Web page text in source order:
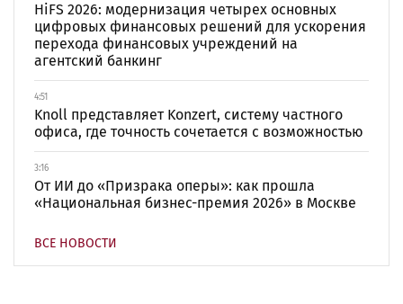
HiFS 2026: модернизация четырех основных
цифровых финансовых решений для ускорения
перехода финансовых учреждений на
агентский банкинг
4:51
Knoll представляет Konzert, систему частного
офиса, где точность сочетается с возможностью
3:16
От ИИ до «Призрака оперы»: как прошла
«Национальная бизнес-премия 2026» в Москве
ВСЕ НОВОСТИ